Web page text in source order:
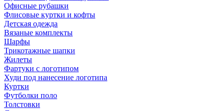
Офисные рубашки
Флисовые куртки и кофты
Детская одежда
Вязаные комплекты
Шарфы
Трикотажные шапки
Жилеты
Фартуки с логотипом
Худи под нанесение логотипа
Куртки
Футболки поло
Толстовки